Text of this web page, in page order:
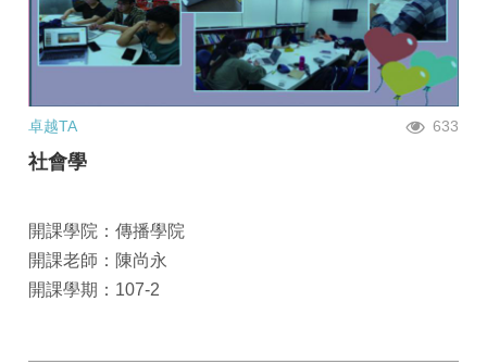
卓越TA 633
社會學
開課學院：傳播學院
開課老師：陳尚永
開課學期：107-2